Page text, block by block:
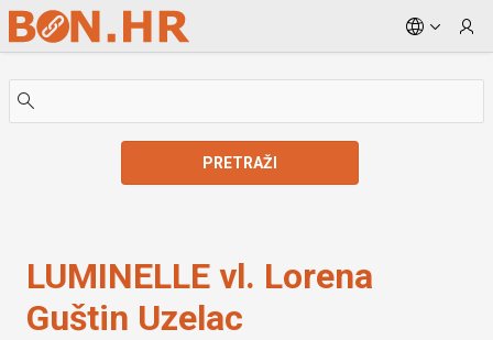
Skip to Main Content
PRETRAŽI
LUMINELLE vl. Lorena
Guštin Uzelac